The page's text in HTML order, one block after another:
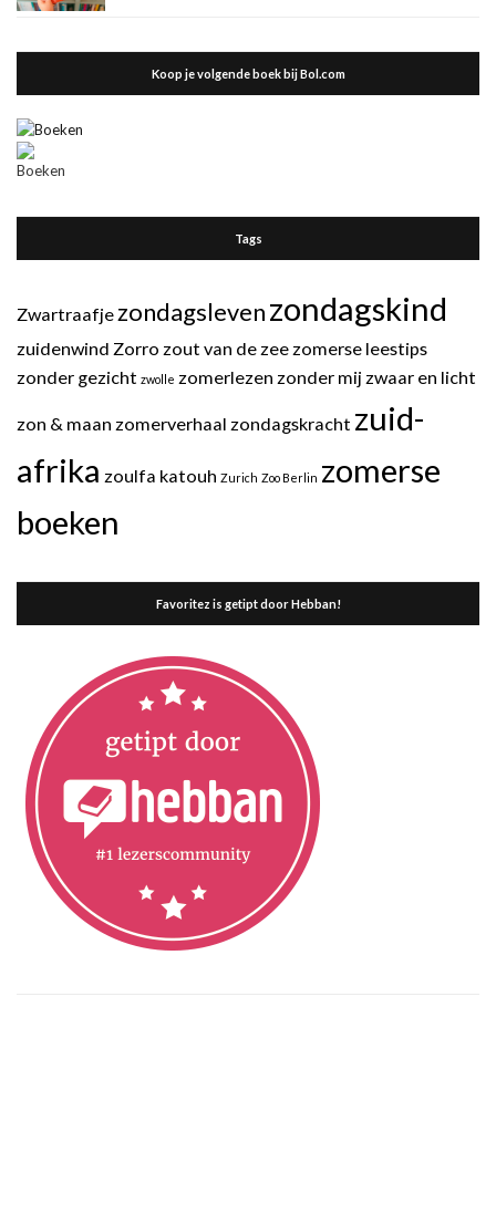
Koop je volgende boek bij Bol.com
Tags
Zwartraafjezondagslevenzondagskind
zuidenwind Zorro zout van de zee zomerse leestips
zonder gezicht zwolle zomerlezen zonder mij zwaar en licht
zon & maan zomerverhaal zondagskracht zuid-
afrika zoulfa katouh Zurich Zoo Berlin zomerse
boeken
Favoritez is getipt door Hebban!